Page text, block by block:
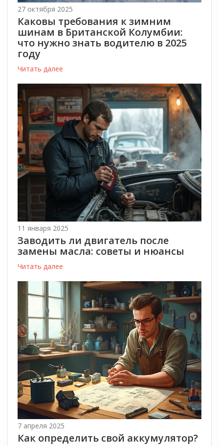
27 октября 2025
Каковы требования к зимним
шинам в Британской Колумбии:
что нужно знать водителю в 2025
году
Читать далее
11 января 2025
Заводить ли двигатель после
замены масла: советы и нюансы
Читать далее
7 апреля 2025
Как определить свой аккумулятор?